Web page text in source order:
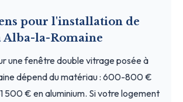
pour l'installation de
Alba-la-Romaine
une fenêtre double vitrage posée à
dépend du matériau : 600-800 €
500 € en aluminium. Si votre logement